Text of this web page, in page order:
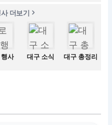
더보기
행사 대구 소식 대구 총정리